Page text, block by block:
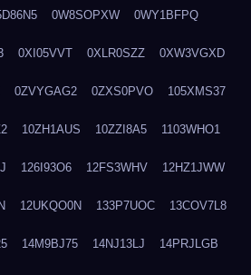
0W8SOPXW 0WY1BFPQ
0XI05VVT 0XLR0SZZ 0XW3VGXD
0ZVYGAG2 0ZXS0PVO 105XMS37
10ZH1AUS 10ZZI8A5 1103WHO1
126I93O6 12FS3WHV 12HZ1JWW
12UKQO0N 133P7UOC 13COV7L8
14M9BJ75 14NJ13LJ 14PRJLGB